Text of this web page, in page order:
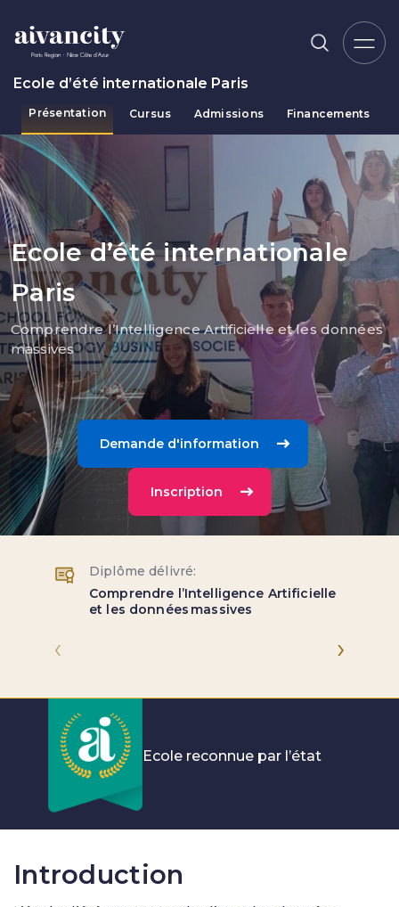
Ecole d’été internationale Paris
Présentation Cursus Admissions Financements
Fil d'Ariane
Ecole d’été internationale
Paris
Comprendre l’Intelligence Artificielle et les données
massives
Demande d'information
Inscription
Diplôme délivré:
Comprendre l’Intelligence Artificielle
et les données massives
‹ ›
Ecole reconnue par l’état
Introduction